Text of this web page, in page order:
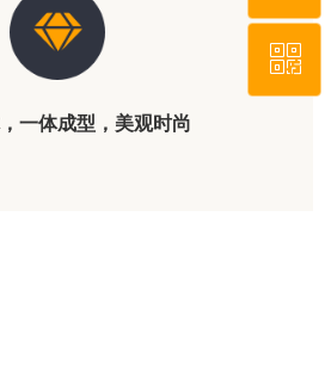
一体成型，美观时尚
010-62667577
ꀥ